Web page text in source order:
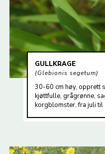
GULLKRAGE
Glebionis segetum
30-60 cm høy, opprett
kjøttfulle, grågrønne,
korgblomster, fra juli til